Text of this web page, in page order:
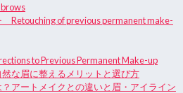
of previous permanent make-
to Previous Permanent Make-up
な眉に整えるメリットと選び方
アートメイクとの違いと眉・アイライン